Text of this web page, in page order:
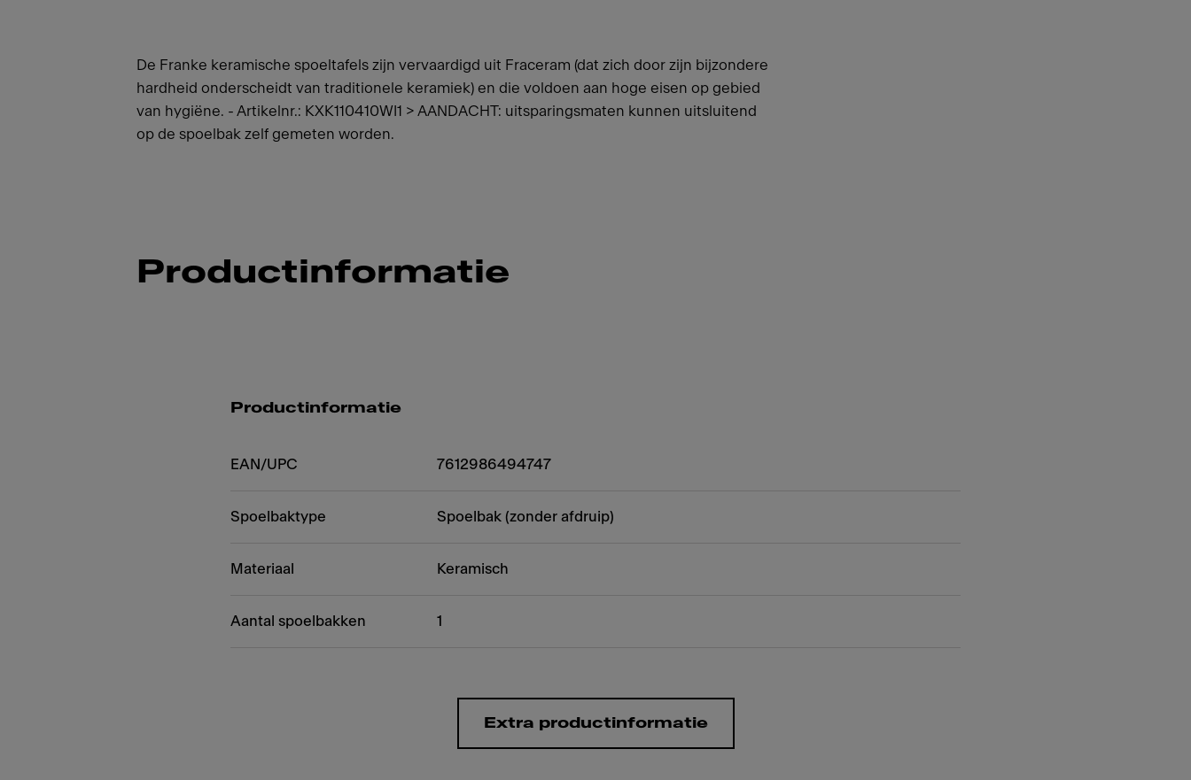
De Franke keramische spoeltafels zijn vervaardigd uit Fraceram (dat zich door zijn bijzondere
hardheid onderscheidt van traditionele keramiek) en die voldoen aan hoge eisen op gebied
van hygiëne. - Artikelnr.: KXK110410WI1 > AANDACHT: uitsparingsmaten kunnen uitsluitend
op de spoelbak zelf gemeten worden.
Productinformatie
Productinformatie
EAN/UPC 7612986494747
Spoelbaktype Spoelbak (zonder afdruip)
Materiaal Keramisch
Aantal spoelbakken 1
Extra productinformatie